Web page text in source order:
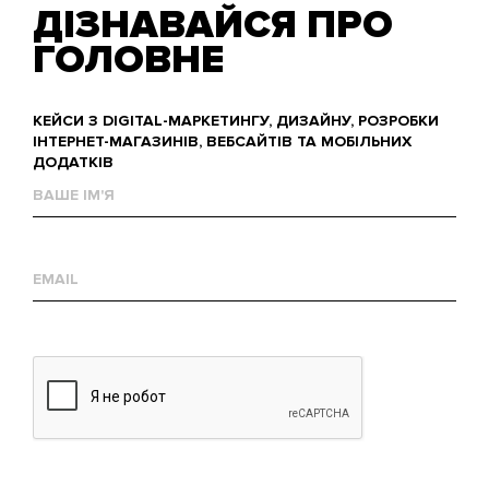
ДІЗНАВАЙСЯ ПРО
ГОЛОВНЕ
КЕЙСИ З DIGITAL-МАРКЕТИНГУ, ДИЗАЙНУ, РОЗРОБКИ
ІНТЕРНЕТ-МАГАЗИНІВ, ВЕБСАЙТІВ ТА МОБІЛЬНИХ
ДОДАТКІВ
им'я
mail